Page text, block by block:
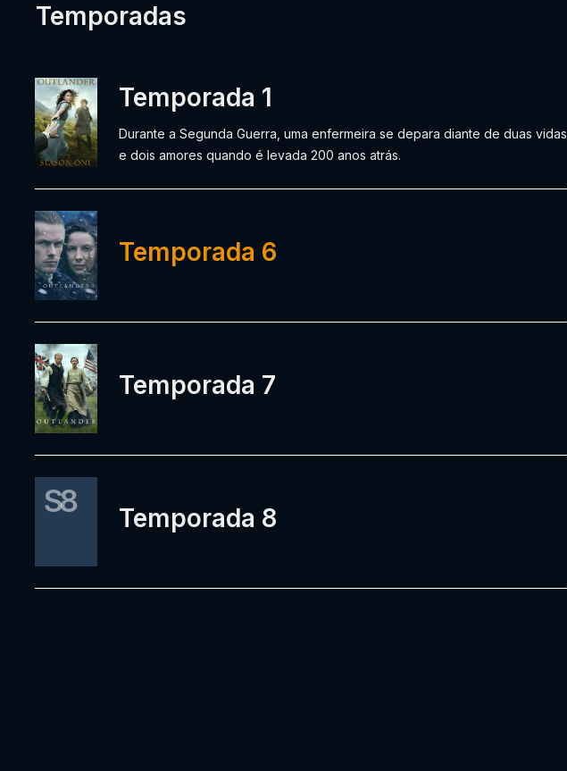
Temporadas
Temporada 1
Durante a Segunda Guerra, uma enfermeira se depara diante de duas vidas
e dois amores quando é levada 200 anos atrás.
Temporada 6
Temporada 7
S8 Temporada 8